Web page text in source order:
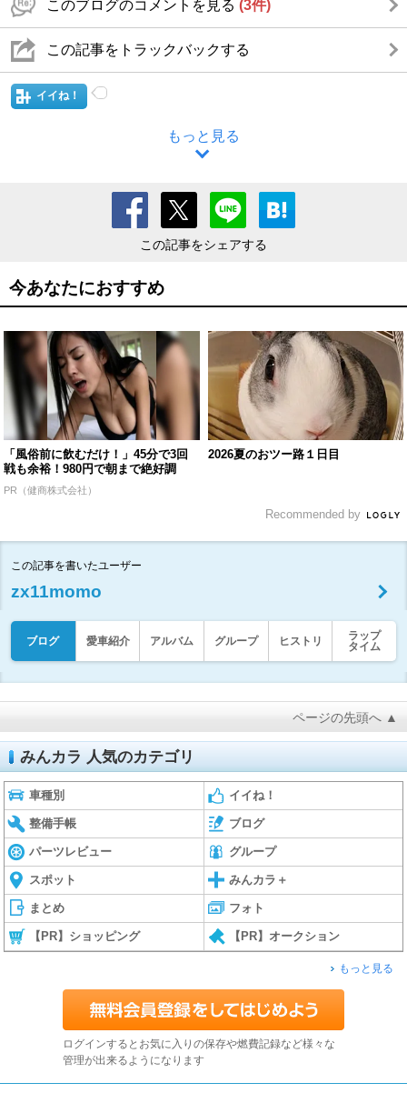
このブログのコメントを見る (3件)
この記事をトラックバックする
イイね！
もっと見る
この記事をシェアする
今あなたにおすすめ
「風俗前に飲むだけ！」45分で3回
戦も余裕！980円で朝まで絶好調
PR（健商株式会社）
2026夏のおツー路１日目
Recommended by
この記事を書いたユーザー
zx11momo
ブログ 愛車紹介 アルバム グループ ヒストリ
ラップ
タイム
ページの先頭へ ▲
みんカラ 人気のカテゴリ
車種別 イイね！
整備手帳 ブログ
パーツレビュー グループ
スポット みんカラ＋
まとめ フォト
【PR】ショッピング 【PR】オークション
もっと見る
ログインするとお気に入りの保存や燃費記録など様々な
管理が出来るようになります